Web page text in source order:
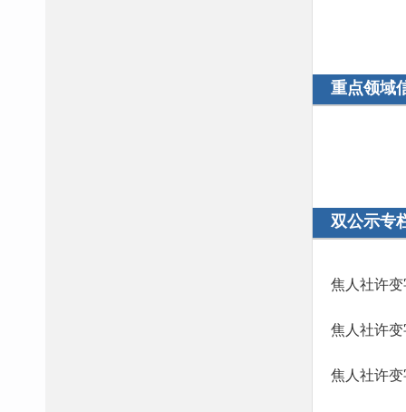
重点领域
双公示专
焦人社许
焦人社许
焦人社许